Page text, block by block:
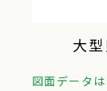
大
図面データ